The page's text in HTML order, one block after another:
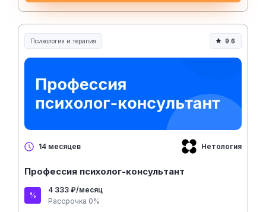
Психология и терапия 9.6
14 месяцев Нетология
Профессия психолог-консультант
4 333 ₽/месяц
Рассрочка 0%